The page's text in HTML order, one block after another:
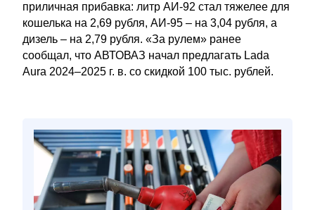
приличная прибавка: литр АИ-92 стал тяжелее для
кошелька на 2,69 рубля, АИ-95 – на 3,04 рубля, а
дизель – на 2,79 рубля. «За рулем» ранее
сообщал, что АВТОВАЗ начал предлагать Lada
Aura 2024–2025 г. в. со скидкой 100 тыс. рублей.